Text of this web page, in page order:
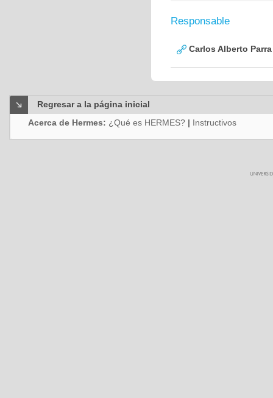
Responsable
Carlos Alberto
Regresar a la página inicial
Acerca de Hermes: ¿Qué es HERMES? | Instructivos